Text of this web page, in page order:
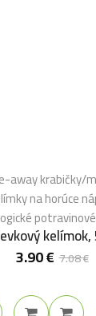
away krabičky/
na horúce
7.08€
3.90€